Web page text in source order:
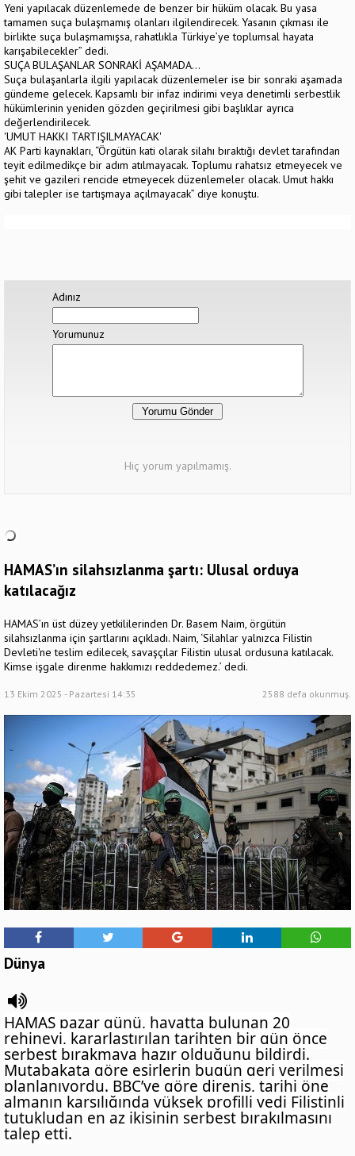
Yeni yapılacak düzenlemede de benzer bir hüküm olacak. Bu yasa
tamamen suça bulaşmamış olanları ilgilendirecek. Yasanın çıkması ile
birlikte suça bulaşmamışsa, rahatlıkla Türkiye’ye toplumsal hayata
karışabilecekler” dedi.
SUÇA BULAŞANLAR SONRAKİ AŞAMADA...
Suça bulaşanlarla ilgili yapılacak düzenlemeler ise bir sonraki aşamada
gündeme gelecek. Kapsamlı bir infaz indirimi veya denetimli serbestlik
hükümlerinin yeniden gözden geçirilmesi gibi başlıklar ayrıca
değerlendirilecek.
'UMUT HAKKI TARTIŞILMAYACAK'
AK Parti kaynakları, “Örgütün kati olarak silahı bıraktığı devlet tarafından
teyit edilmedikçe bir adım atılmayacak. Toplumu rahatsız etmeyecek ve
şehit ve gazileri rencide etmeyecek düzenlemeler olacak. Umut hakkı
gibi talepler ise tartışmaya açılmayacak” diye konuştu.
Adınız
Yorumunuz
Hiç yorum yapılmamış.
HAMAS’ın silahsızlanma şartı: Ulusal orduya
katılacağız
HAMAS’ın üst düzey yetkililerinden Dr. Basem Naim, örgütün
silahsızlanma için şartlarını açıkladı. Naim, ‘Silahlar yalnızca Filistin
Devleti'ne teslim edilecek, savaşçılar Filistin ulusal ordusuna katılacak.
Kimse işgale direnme hakkımızı reddedemez.’ dedi.
13 Ekim 2025 - Pazartesi 14:35 2588 defa okunmuş.
Dünya
HAMAS pazar günü, hayatta bulunan 20
rehineyi, kararlaştırılan tarihten bir gün önce
serbest bırakmaya hazır olduğunu bildirdi.
Mutabakata göre esirlerin bugün geri verilmesi
planlanıyordu. BBC’ye göre direniş, tarihi öne
almanın karşılığında yüksek profilli yedi Filistinli
tutukludan en az ikisinin serbest bırakılmasını
talep etti.